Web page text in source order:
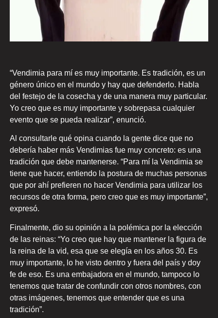
“Vendimia para mí es muy importante. Es tradición, es un
género único en el mundo y hay que defenderlo. Habla
del festejo de la cosecha y de una manera muy particular.
Yo creo que es muy importante y sobrepasa cualquier
evento que se pueda realizar”, enunció.
Al consultarle qué opina cuando la gente dice que no
debería haber más Vendimias fue muy concreto: es una
tradición que debe mantenerse. “Para mí la Vendimia se
tiene que hacer, entiendo la postura de muchas personas
que por ahí prefieren no hacer Vendimia para utilizar los
recursos de otra forma, pero creo que es muy importante”,
expresó.
Finalmente, dio su opinión a la polémica por la elección
de las reinas: “Yo creo que hay que mantener la figura de
la reina de la vid, esa que se elegía en los años 30. Es
muy importante, lo he visto dentro y fuera del país y doy
fe de eso. Es una embajadora en el mundo, tampoco lo
tenemos que tratar de confundir con otros nombres, con
otras imágenes, tenemos que entender que es una
tradición”.